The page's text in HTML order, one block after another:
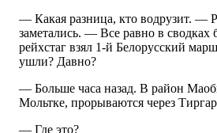
— Какая разница, кто водрузит. —
заметались. — Все равно в сводках
рейхстаг взял 1-й Белорусский
ушли? Давно?
— Больше часа назад. В район
Мольтке, прорываются через
— Где это?